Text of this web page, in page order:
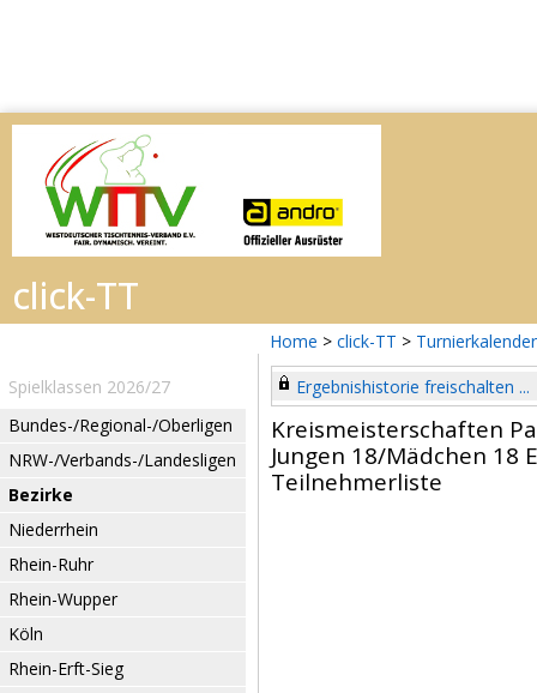
Home > click-TT > Turnierkalender
Spielklassen 2026/27
Bundes-/Regional-/Oberligen
NRW-/Verbands-/Landesligen
Bezirke
Niederrhein
Rhein-Ruhr
Rhein-Wupper
Köln
Rhein-Erft-Sieg
Ergebnishistorie freischalten ...
Kreismeisterschaften
Jungen 18/Mädchen 18
Teilnehmerliste